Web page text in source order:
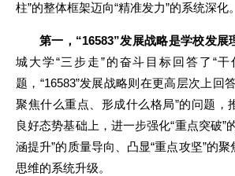
柱”的整体框架迈向“精准发力”的系统深化。
第一，“16583”发展战略是学校发展
城大学“三步走”的奋斗目标回答了“干
题，“16583”发展战略则在更高层次上回
聚焦什么重点、形成什么格局”的问题，
良好态势基础上，进一步强化“重点突破”
涵提升”的质量导向、凸显“重点攻坚”的
思维的系统升级。